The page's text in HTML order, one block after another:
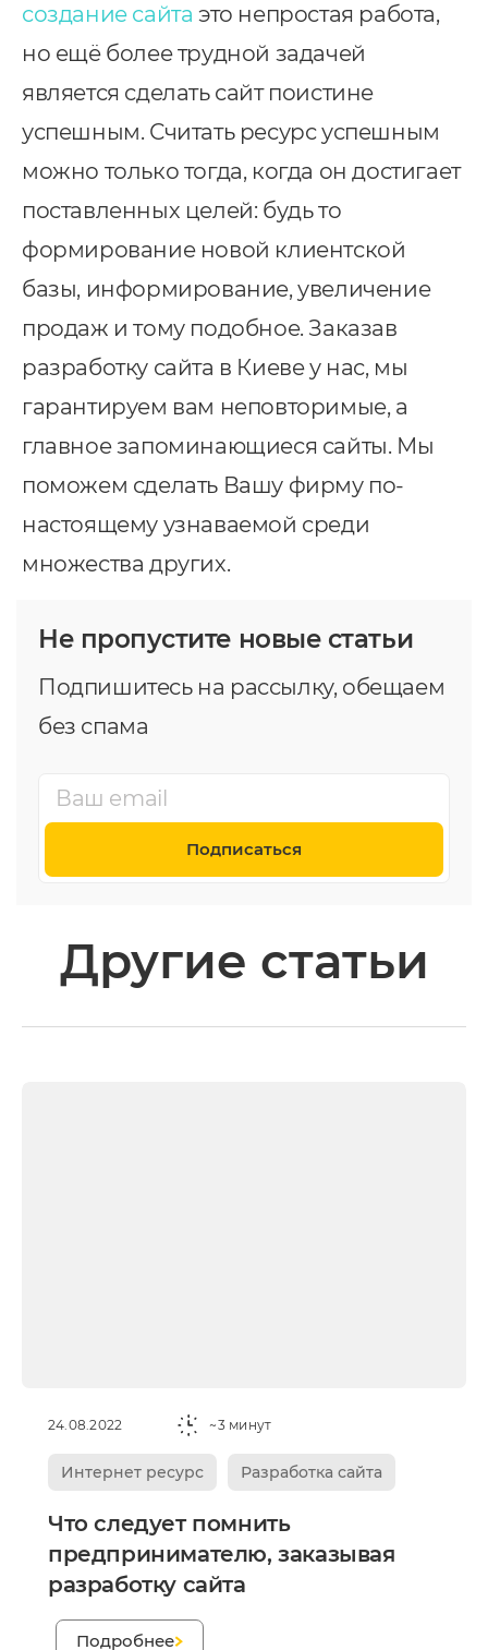
создание сайта это непростая работа,
но ещё более трудной задачей
является сделать сайт поистине
успешным. Считать ресурс успешным
можно только тогда, когда он достигает
поставленных целей: будь то
формирование новой клиентской
базы, информирование, увеличение
продаж и тому подобное. Заказав
разработку сайта в Киеве у нас, мы
гарантируем вам неповторимые, а
главное запоминающиеся сайты. Мы
поможем сделать Вашу фирму по-
настоящему узнаваемой среди
множества других.
Не пропустите новые статьи
Подпишитесь на рассылку, обещаем
без спама
Подписаться
Другие статьи
24.08.2022 ~3 минут
Интернет ресурс Разработка сайта
Что следует помнить
предпринимателю, заказывая
разработку сайта
Подробнее